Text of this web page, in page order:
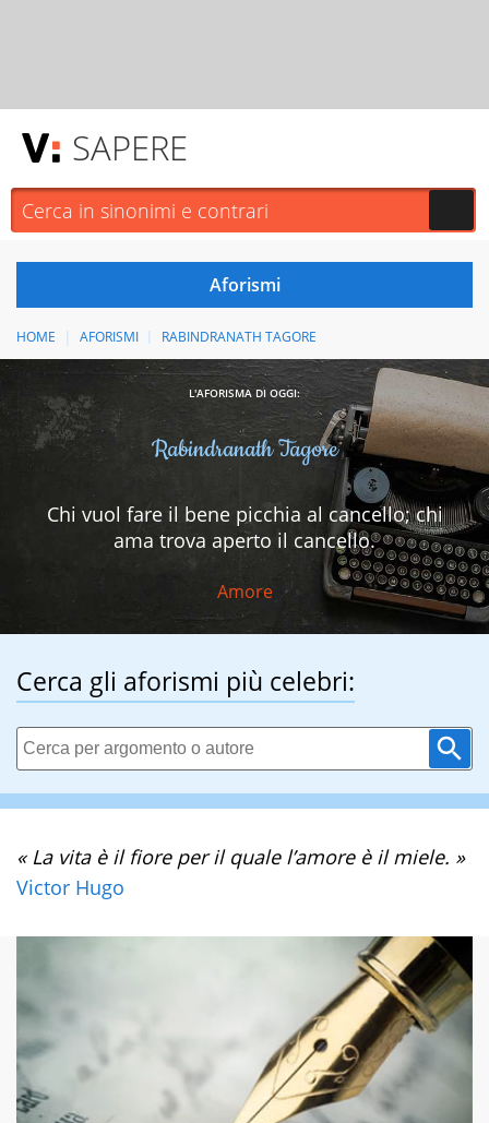
SAPERE
HOME AFORISMI RABINDRANATH TAGORE
L'AFORISMA DI OGGI:
Rabindranath Tagore
Chi vuol fare il bene picchia al cancello; chi
ama trova aperto il cancello.
Amore
Cerca gli aforismi più celebri:
« La vita è il fiore per il quale l’amore è il miele. »
Victor Hugo